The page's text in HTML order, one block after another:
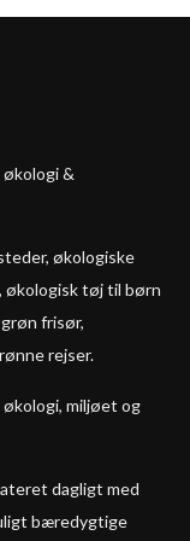
&
økologiske
økologisk tøj til børn
frisør,
rejser.
miljøet og
dagligt med
bæredygtige